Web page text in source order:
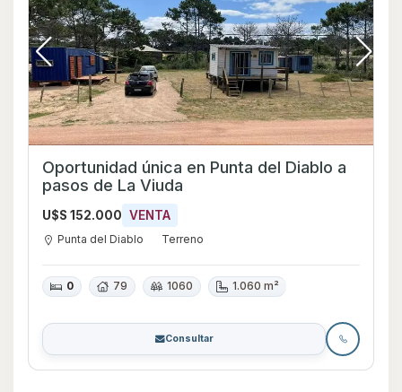
Oportunidad única en Punta del Diablo a
pasos de La Viuda
U$S 152.000 VENTA
Punta del Diablo Terreno
0 79 1060 1.060 m²
Consultar